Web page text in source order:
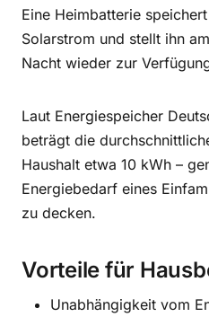
Eine Heimbatterie
Solarstrom und stellt ihn
Nacht wieder zur
Laut Energiespeicher
beträgt die
Haushalt etwa 10 kWh –
Energiebedarf eines
zu decken.
Vorteile für
Unabhängigkeit vom